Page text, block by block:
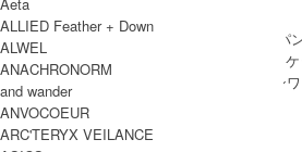
SKIRT
BOTTOMS
/ ボトムス・パ
/ アウター・ジャケ
/ オールイン
ALLIED Feather + Down
ALWEL
ANACHRONORM
and wander
ANVOCOEUR
ARC'TERYX VEILANCE